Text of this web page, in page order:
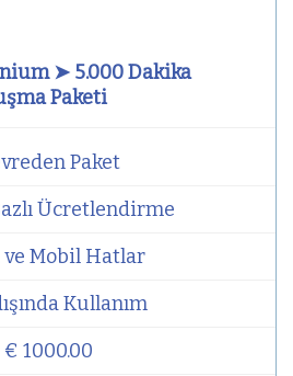
➤ 5.000 Dakika
Paketi
Paket
Ücretlendirme
ve Mobil Hatlar
Kullanım
€ 1000.00